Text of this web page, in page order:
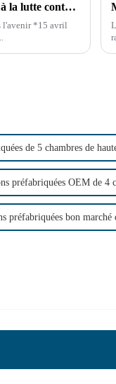
Unité mobile modulaire de commandement et de soutien à la lutte contre les incendies (« Mini caserne de pompiers »)
l'avenir *15 avril
de 5 chambres de
préfabriquées OEM de 4
préfabriquées bon marché